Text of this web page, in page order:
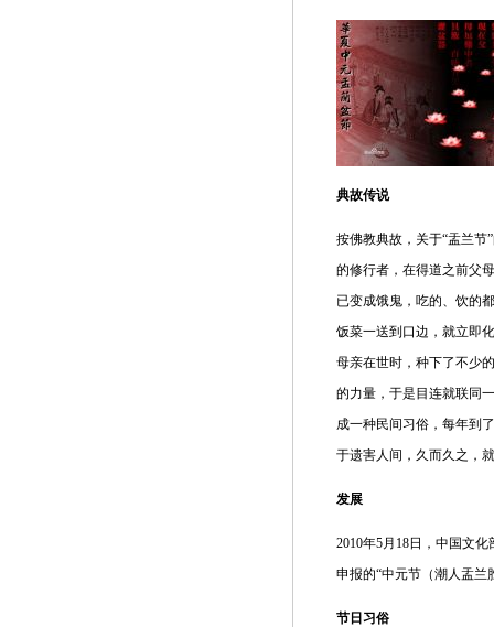
典故传说
按佛教典故，关于“盂兰
的修行者，在得道之前父
已变成饿鬼，吃的、饮的
饭菜一送到口边，就立即
母亲在世时，种下了不少
的力量，于是目连就联同
成一种民间习俗，每年到
于遗害人间，久而久之，
发展
2010年5月18日，中国文
申报的“中元节（潮人盂兰
节日习俗